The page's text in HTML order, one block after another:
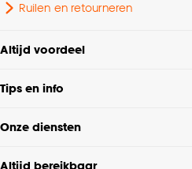
Ruilen en retourneren
Altijd voordeel
Tips en info
Onze diensten
Altijd bereikbaar